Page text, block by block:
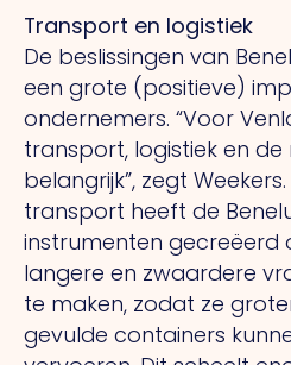
Transport en logistiek
De beslissingen van
een grote (positieve)
ondernemers. “Voor
transport, logistiek en de
belangrijk”, zegt Weekers.
transport heeft de
instrumenten gecreëerd
langere en zwaardere
te maken, zodat ze
gevulde containers